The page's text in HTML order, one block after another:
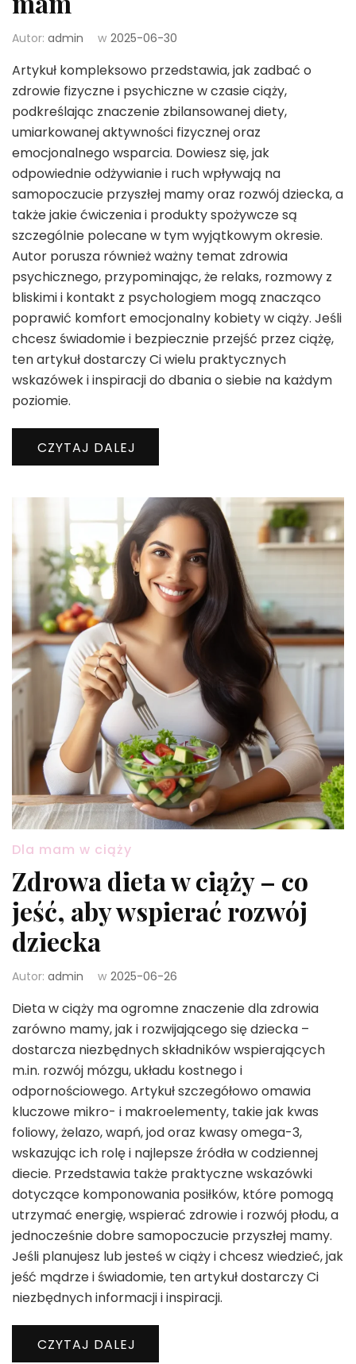
Autor: admin w 2025-06-30
Artykuł kompleksowo przedstawia, jak zadbać o
zdrowie fizyczne i psychiczne w czasie ciąży,
podkreślając znaczenie zbilansowanej diety,
umiarkowanej aktywności fizycznej oraz
emocjonalnego wsparcia. Dowiesz się, jak
odpowiednie odżywianie i ruch wpływają na
samopoczucie przyszłej mamy oraz rozwój dziecka, a
także jakie ćwiczenia i produkty spożywcze są
szczególnie polecane w tym wyjątkowym okresie.
Autor porusza również ważny temat zdrowia
psychicznego, przypominając, że relaks, rozmowy z
bliskimi i kontakt z psychologiem mogą znacząco
poprawić komfort emocjonalny kobiety w ciąży. Jeśli
chcesz świadomie i bezpiecznie przejść przez ciążę,
ten artykuł dostarczy Ci wielu praktycznych
wskazówek i inspiracji do dbania o siebie na każdym
poziomie.
CZYTAJ DALEJ
Dla mam w ciąży
Zdrowa dieta w ciąży – co
jeść, aby wspierać rozwój
dziecka
Autor: admin w 2025-06-26
Dieta w ciąży ma ogromne znaczenie dla zdrowia
zarówno mamy, jak i rozwijającego się dziecka –
dostarcza niezbędnych składników wspierających
m.in. rozwój mózgu, układu kostnego i
odpornościowego. Artykuł szczegółowo omawia
kluczowe mikro- i makroelementy, takie jak kwas
foliowy, żelazo, wapń, jod oraz kwasy omega-3,
wskazując ich rolę i najlepsze źródła w codziennej
diecie. Przedstawia także praktyczne wskazówki
dotyczące komponowania posiłków, które pomogą
utrzymać energię, wspierać zdrowie i rozwój płodu, a
jednocześnie dobre samopoczucie przyszłej mamy.
Jeśli planujesz lub jesteś w ciąży i chcesz wiedzieć, jak
jeść mądrze i świadomie, ten artykuł dostarczy Ci
niezbędnych informacji i inspiracji.
CZYTAJ DALEJ